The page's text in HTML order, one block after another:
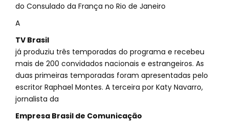
do Consulado da França no Rio de Janeiro
A
TV Brasil
já produziu três temporadas do programa e recebeu
mais de 200 convidados nacionais e estrangeiros. As
duas primeiras temporadas foram apresentadas pelo
escritor Raphael Montes. A terceira por Katy Navarro,
jornalista da
Empresa Brasil de Comunicação